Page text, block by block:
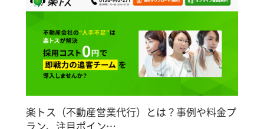
楽トス（不動産営業代行）とは？事例や料金プ
ラン、注目ポイン…